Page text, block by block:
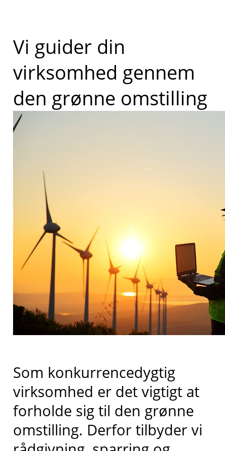
Vi guider din
virksomhed gennem
den grønne omstilling
Som konkurrencedygtig
virksomhed er det vigtigt at
forholde sig til den grønne
omstilling. Derfor tilbyder vi